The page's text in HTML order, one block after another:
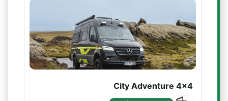
City Adventure 4x4